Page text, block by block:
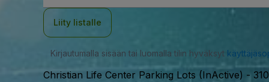
Liity listalle
Kirjautumalla sisään tai luomalla tilin hyväksyt
Christian Life Center Parking Lots (InActive) -